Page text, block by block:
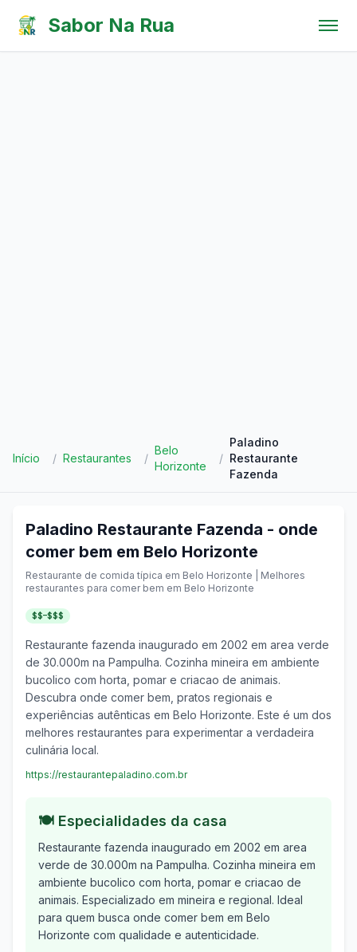
Sabor Na Rua
Início / Restaurantes /
Belo
Horizonte
/
Paladino
Restaurante
Fazenda
Paladino Restaurante Fazenda - onde
comer bem em Belo Horizonte
Restaurante de comida típica em Belo Horizonte | Melhores
restaurantes para comer bem em Belo Horizonte
$$–$$$
Restaurante fazenda inaugurado em 2002 em area verde
de 30.000m na Pampulha. Cozinha mineira em ambiente
bucolico com horta, pomar e criacao de animais.
Descubra onde comer bem, pratos regionais e
experiências autênticas em Belo Horizonte. Este é um dos
melhores restaurantes para experimentar a verdadeira
culinária local.
https://restaurantepaladino.com.br
🍽️ Especialidades da casa
Restaurante fazenda inaugurado em 2002 em area
verde de 30.000m na Pampulha. Cozinha mineira em
ambiente bucolico com horta, pomar e criacao de
animais. Especializado em mineira e regional. Ideal
para quem busca onde comer bem em Belo
Horizonte com qualidade e autenticidade.